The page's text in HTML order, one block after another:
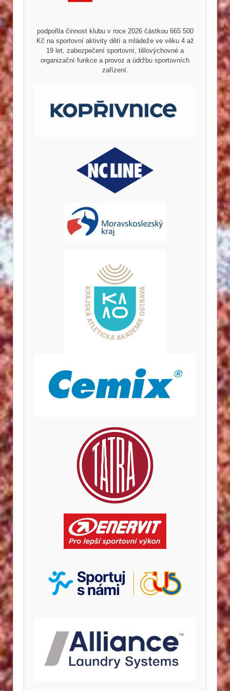
podpořila činnost klubu v roce 2026 částkou 665 500
Kč na sportovní aktivity dětí a mládeže ve věku 4 až
19 let, zabezpečení sportovní, tělovýchovné a
organizační funkce a provoz a údržbu sportovních
zařízení.